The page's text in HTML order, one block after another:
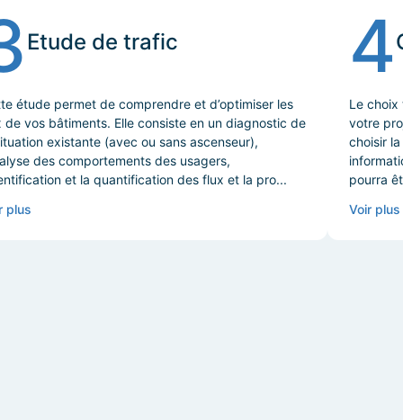
Etude de trafic
étude permet de comprendre et d’optimiser les
de vos bâtiments. Elle consiste en un diagnostic de
existante (avec ou sans ascenseur),
des comportements des usagers,
et la quantification des flux et la pro...
plus
4
Le choix
votre
choisir
pourra
Voir plus